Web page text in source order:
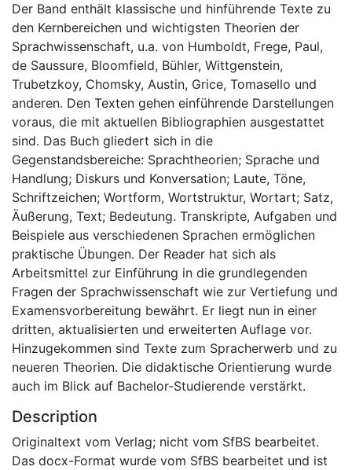
Der Band enthält klassische und hinführende Texte zu
den Kernbereichen und wichtigsten Theorien der
Sprachwissenschaft, u.a. von Humboldt, Frege, Paul,
de Saussure, Bloomfield, Bühler, Wittgenstein,
Trubetzkoy, Chomsky, Austin, Grice, Tomasello und
anderen. Den Texten gehen einführende Darstellungen
voraus, die mit aktuellen Bibliographien ausgestattet
sind. Das Buch gliedert sich in die
Gegenstandsbereiche: Sprachtheorien; Sprache und
Handlung; Diskurs und Konversation; Laute, Töne,
Schriftzeichen; Wortform, Wortstruktur, Wortart; Satz,
Äußerung, Text; Bedeutung. Transkripte, Aufgaben und
Beispiele aus verschiedenen Sprachen ermöglichen
praktische Übungen. Der Reader hat sich als
Arbeitsmittel zur Einführung in die grundlegenden
Fragen der Sprachwissenschaft wie zur Vertiefung und
Examensvorbereitung bewährt. Er liegt nun in einer
dritten, aktualisierten und erweiterten Auflage vor.
Hinzugekommen sind Texte zum Spracherwerb und zu
neueren Theorien. Die didaktische Orientierung wurde
auch im Blick auf Bachelor-Studierende verstärkt.
Description
Originaltext vom Verlag; nicht vom SfBS bearbeitet.
Das docx-Format wurde vom SfBS bearbeitet und ist